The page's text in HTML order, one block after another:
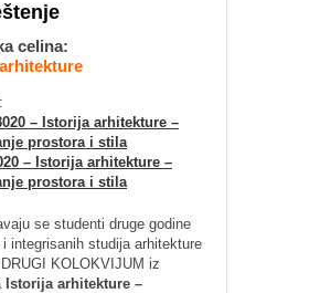
celina:
– Istorija arhitekture –
prostora i stila
– Istorija arhitekture –
prostora i stila
se studenti druge godine
integrisanih studija arhitekture
KOLOKVIJUM iz
Istorija arhitekture –